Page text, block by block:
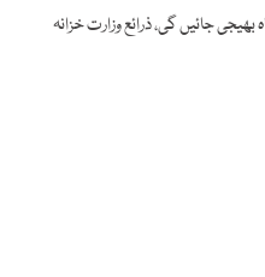
جائیں گی، ذرائع وزارت خزانہ